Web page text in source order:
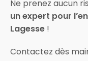
Ne prenez aucun
un expert pour
Lagesse !
Contactez dès